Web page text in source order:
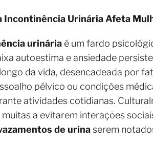
Incontinência Urinária Afeta
urinária é um fardo
autoestima e ansiedade
da vida, desencadeada por
pélvico ou condições
atividades cotidianas.
a evitarem interações
de urinaserem